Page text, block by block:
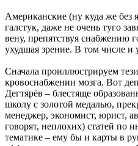
Американские (ну куда же без
галстук, даже не очень туго
вену, препятствуя снабжению
ухудшая зрение. В том числе и
Сначала проиллюстрируем
кровоснабжении мозга. Вот
Дегтярёв – блестяще
школу с золотой медалью,
менеджер, экономист, юрист,
говорят, неплохих) статей по
тематике – ему бы и карты в